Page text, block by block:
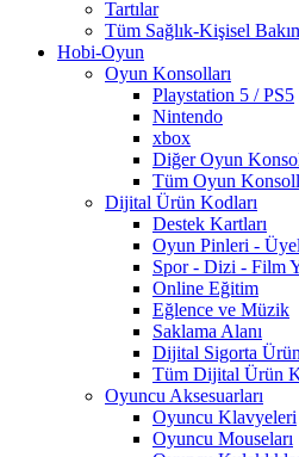
Tartılar
Tüm Sağlık-Kişisel
Hobi-Oyun
Oyun Konsolları
Playstation 5 / PS5
Nintendo
xbox
Diğer Oyun
Tüm Oyun
Dijital Ürün Kodları
Destek Kartları
Oyun Pinleri -
Spor - Dizi - Film
Online Eğitim
Eğlence ve Müzik
Saklama Alanı
Dijital Sigorta
Tüm Dijital Ürün
Oyuncu Aksesuarları
Oyuncu Klavyeleri
Oyuncu Mouseları